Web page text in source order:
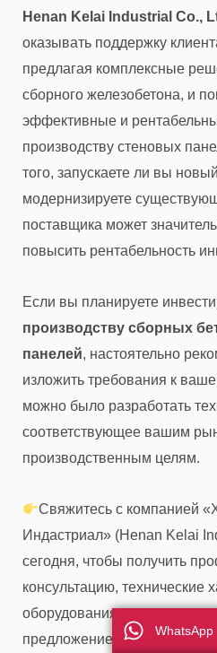
Henan Kelai Industrial Co.,
оказывать поддержку
предлагая комплексные
сборного железобетона, и
эффективные и
производству стеновых
того, запускаете ли вы
модернизируете
поставщика может
повысить рентабельность
Если вы планируете
производству сборных
панелей, настоятельно
изложить требования к
можно было разработать
соответствующее вашим
производственным целям.
Свяжитесь с компанией
Индастриал» (Henan Kelai
сегодня, чтобы получить
консультацию, технические
оборудования и
предложение для вашего
WhatsApp